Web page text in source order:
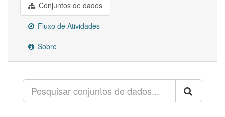
Conjuntos de dados
Fluxo de Atividades
Sobre